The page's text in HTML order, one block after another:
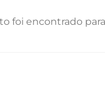
foi encontrado para